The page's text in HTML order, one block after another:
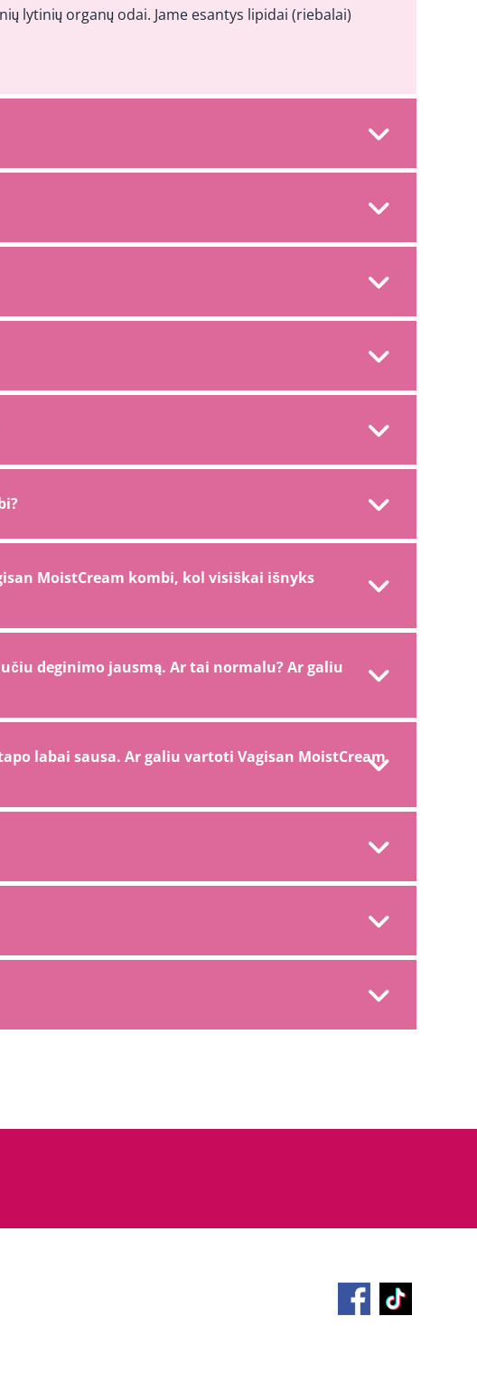
lytinių organų odai. Jame esantys lipidai (riebalai)
MoistCream kombi, kol visiškai išnyks
deginimo jausmą. Ar tai normalu? Ar galiu
labai sausa. Ar galiu vartoti Vagisan MoistCream